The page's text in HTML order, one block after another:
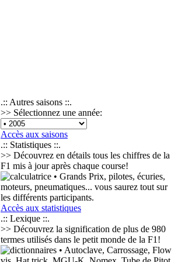
.:: Autres saisons ::.
>> Sélectionnez une année:
Accès aux saisons
.:: Statistiques ::.
>> Découvrez en détails tous les chiffres de la
F1 mis à jour après chaque course!
• Grands Prix, pilotes, écuries,
moteurs, pneumatiques... vous saurez tout sur
les différents participants.
Accès aux statistiques
.:: Lexique ::.
>> Découvrez la signification de plus de 980
termes utilisés dans le petit monde de la F1!
• Autoclave, Carrossage, Flow